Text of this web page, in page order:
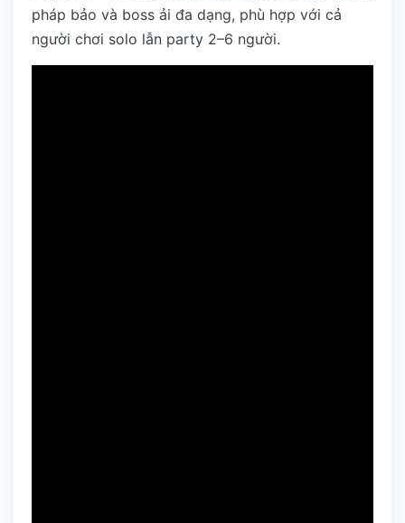
pháp bảo và boss ải đa dạng, phù hợp với cả
người chơi solo lẫn party 2–6 người.